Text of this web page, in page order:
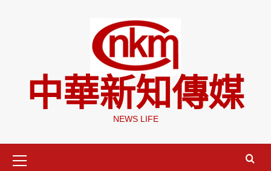
中華新知傳媒
NEWS LIFE
Menu